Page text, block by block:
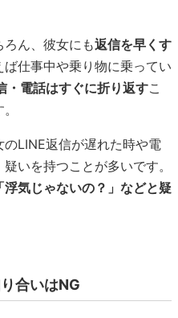
ん、彼女にも返信を早くす
ば仕事中や乗り物に乗ってい
・電話はすぐに折り返すこ
LINE返信が遅れた時や電
いを持つことが多いです。
「浮気じゃないの？」などと疑
合いはNG